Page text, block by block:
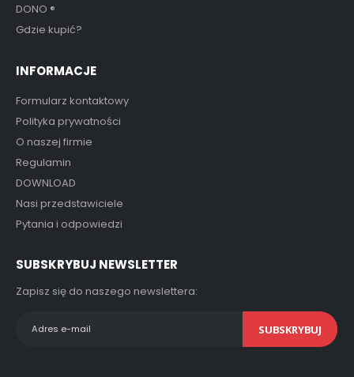
DONO ®
Gdzie kupić?
INFORMACJE
Formularz kontaktowy
Polityka prywatności
O naszej firmie
Regulamin
DOWNLOAD
Nasi przedstawiciele
Pytania i odpowiedzi
SUBSKRYBUJ NEWSLETTER
Zapisz się do naszego newslettera:
SUBSKRYBUJ